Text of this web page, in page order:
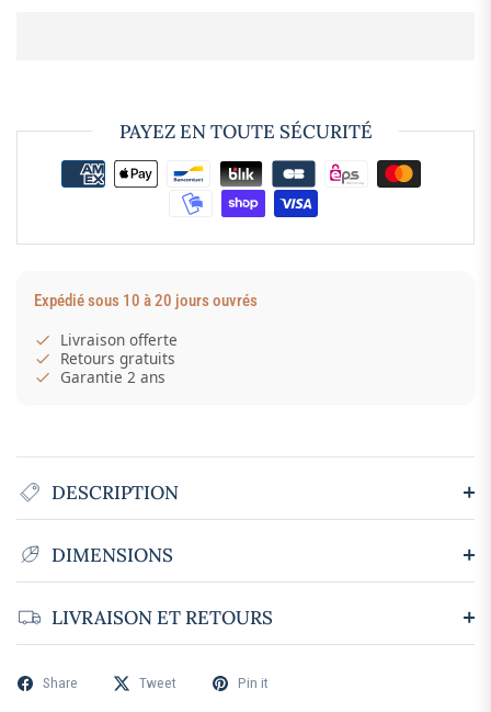
PAYEZ EN TOUTE SÉCURITÉ
Expédié sous 10 à 20 jours ouvrés
Livraison offerte
Retours gratuits
Garantie 2 ans
DESCRIPTION
DIMENSIONS
LIVRAISON ET RETOURS
Share Tweet Pin it